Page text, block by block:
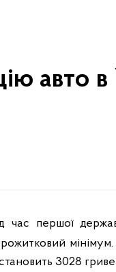
авто в
час першої
3028